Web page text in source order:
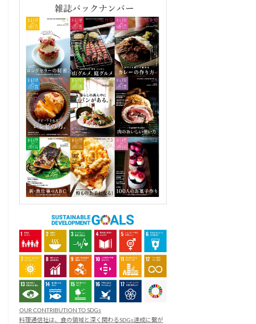
OUR CONTRIBUTION TO SDGs
料理通信社は、食の領域と深く関わるSDGs達成に繋が